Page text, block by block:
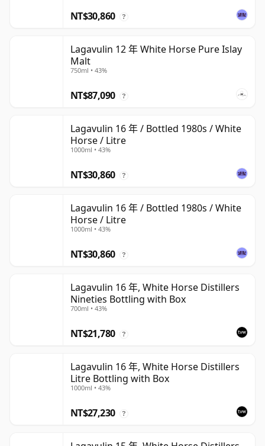
NT$30,860 ?
Lagavulin 12 年 White Horse Pure Islay
Malt
750ml • 43%
NT$87,090 ?
Lagavulin 16 年 / Bottled 1980s / White
Horse / Litre
1000ml • 43%
NT$30,860 ?
Lagavulin 16 年 / Bottled 1980s / White
Horse / Litre
1000ml • 43%
NT$30,860 ?
Lagavulin 16 年, White Horse Distillers
Nineties Bottling with Box
700ml • 43%
NT$21,780 ?
Lagavulin 16 年, White Horse Distillers
Litre Bottling with Box
1000ml • 43%
NT$27,230 ?